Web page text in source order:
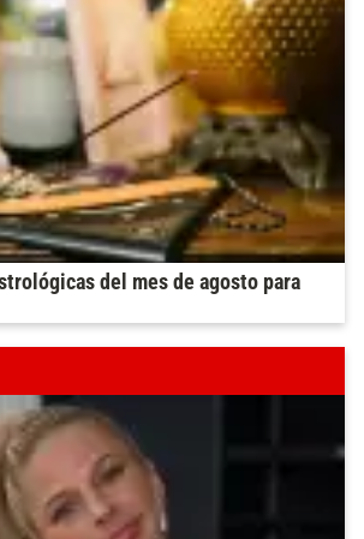
del mes de agosto para